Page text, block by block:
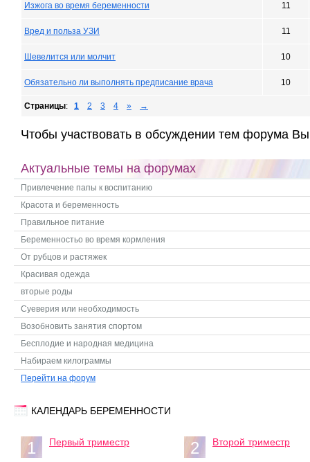
Изжога во время беременности 11
Вред и польза УЗИ 11
Шевелится или молчит 10
Обязательно ли выполнять предписание врача 10
Страницы: 1 2 3 4 » →
Чтобы участвовать в обсуждении тем форума
Актуальные темы на форумах
Привлечение папы к воспитанию
Красота и беременность
Правильное питание
Беременностьо во время кормления
От рубцов и растяжек
Красивая одежда
вторые роды
Суеверия или необходимость
Возобновить занятия спортом
Бесплодие и народная медицина
Набираем килограммы
Перейти на форум
КАЛЕНДАРЬ БЕРЕМЕННОСТИ
1 Первый триместр 2 Второй триместр